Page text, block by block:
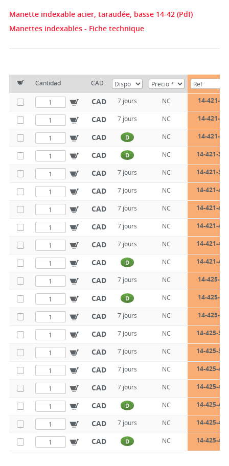
Manette indexable acier, taraudée, basse 14-42 (Pdf)
Manettes indexables - Fiche technique
Cantidad CAD
CAD 7 jours NC 14-421-
CAD 7 jours NC 14-421-
CAD D NC 14-421-
CAD D NC 14-421-36-
CAD 7 jours NC 14-421-36-
CAD 7 jours NC 14-421-40-
CAD 7 jours NC 14-421-40-
CAD 7 jours NC 14-421-45-
CAD 7 jours NC 14-421-45-
CAD D NC 14-421-45-
CAD 7 jours NC 14-425-
CAD D NC 14-425-
CAD 7 jours NC 14-425-
CAD 7 jours NC 14-425-36-
CAD 7 jours NC 14-425-36-
CAD 7 jours NC 14-425-40-
CAD 7 jours NC 14-425-40-
CAD D NC 14-425-45-
CAD 7 jours NC 14-425-45-
CAD D NC 14-425-45-